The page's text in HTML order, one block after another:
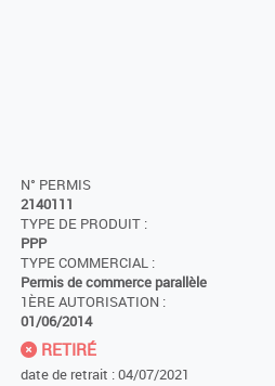
N° PERMIS
2140111
TYPE DE PRODUIT :
PPP
TYPE COMMERCIAL :
Permis de commerce parallèle
1ÈRE AUTORISATION :
01/06/2014
RETIRÉ
date de retrait : 04/07/2021